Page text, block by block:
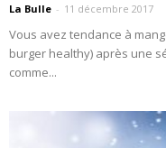
La Bulle - 11 décembre 2017
Vous avez tendance à
burger healthy) après une
comme...